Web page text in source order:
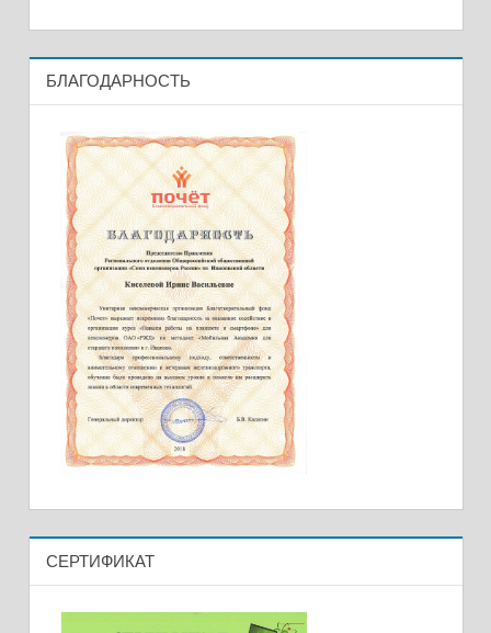
БЛАГОДАРНОСТЬ
СЕРТИФИКАТ